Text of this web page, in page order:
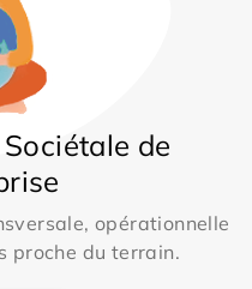
de
opérationnelle
proche du terrain.